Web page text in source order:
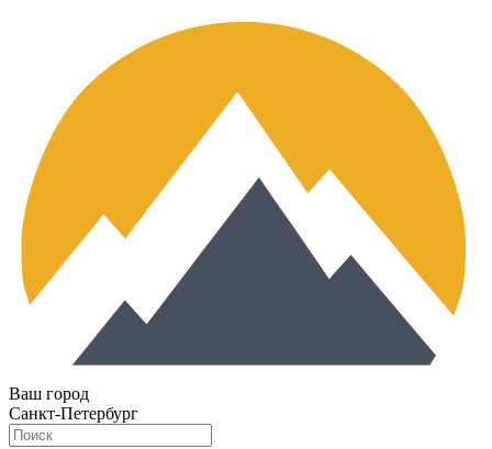
Ваш город
Санкт-Петербург